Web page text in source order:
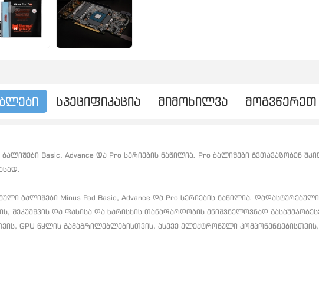
სპეციფიკაცია მიმოხილვა
Basic, Advance და Pro სერიების ნაწილია. Pro ბალიშები გვთავაზობენ
ბალიშები Minus Pad Basic, Advance და Pro სერიების ნაწილია. დადასტურებული
შეკუმშვის და ფასისა და ხარისხის თანაფარდობის მნიშვნელოვნად
GPU წყლის გამაგრილებლებისთვის, ასევე ელექტრონული